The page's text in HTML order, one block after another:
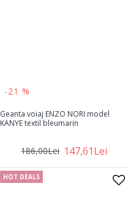
-21 %
Geanta voiaj ENZO NORI model
KANYE textil bleumarin
147,61Lei
186,00Lei
HOT DEALS